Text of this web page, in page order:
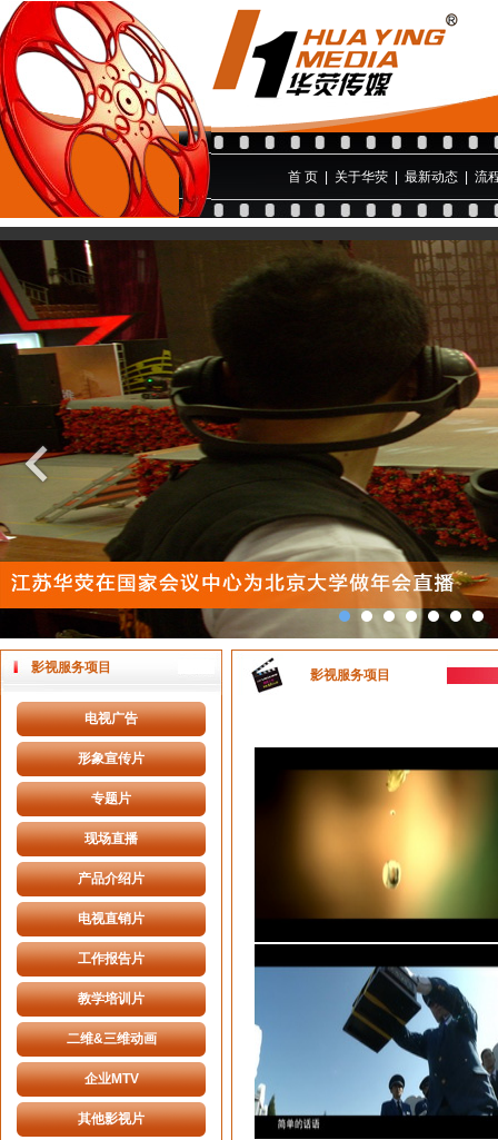
首 页| 关于华荧| 最新动态| 流
影视服务项目
电视广告
形象宣传片
专题片
现场直播
产品介绍片
电视直销片
工作报告片
教学培训片
二维&三维动画
企业MTV
其他影视片
影视服务项目